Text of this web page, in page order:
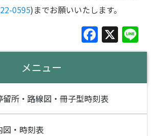
0595)までお願いいたします。
F
a
e
b
o
X Li
n
メニュー
留所・路線図・冊子型時刻表
図・時刻表